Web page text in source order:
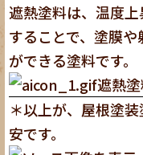
遮熱塗料は、温度
することで、塗膜
ができる塗料です。
遮熱
＊以上が、屋根塗
安です。